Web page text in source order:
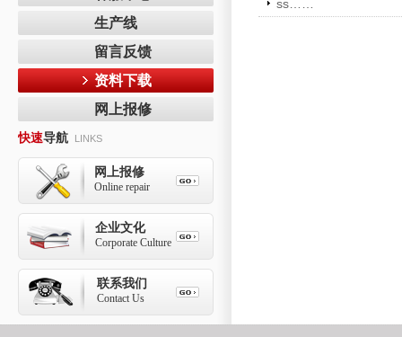
生产线
留言反馈
资料下载
网上报修
快速导航 LINKS
网上报修
Online repair
企业文化
Corporate Culture
联系我们
Contact Us
ss……